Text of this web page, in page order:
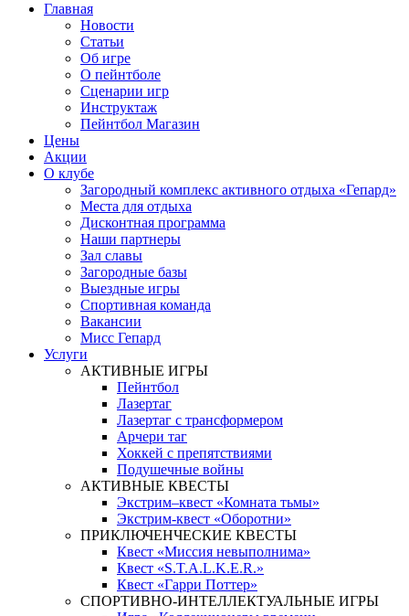
Главная
Новости
Статьи
Об игре
О пейнтболе
Сценарии игр
Инструктаж
Пейнтбол Магазин
Цены
Акции
О клубе
Загородный комплекс активного отдыха «Гепард»
Места для отдыха
Дисконтная программа
Наши партнеры
Зал славы
Загородные базы
Выездные игры
Спортивная команда
Вакансии
Мисс Гепард
Услуги
АКТИВНЫЕ ИГРЫ
Пейнтбол
Лазертаг
Лазертаг с трансформером
Арчери таг
Хоккей с препятствиями
Подушечные войны
АКТИВНЫЕ КВЕСТЫ
Экстрим–квест «Комната тьмы»
Экстрим-квест «Оборотни»
ПРИКЛЮЧЕНЧЕСКИЕ КВЕСТЫ
Квест «Миссия невыполнима»
Квест «S.T.A.L.K.E.R.»
Квест «Гарри Поттер»
СПОРТИВНО-ИНТЕЛЛЕКТУАЛЬНЫЕ ИГРЫ